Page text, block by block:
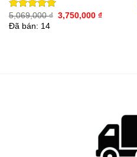
Được xếp
hạng5.00
5,069,000₫ Giá
gốc
3,750,000 ₫Giá
Đã bán: 14